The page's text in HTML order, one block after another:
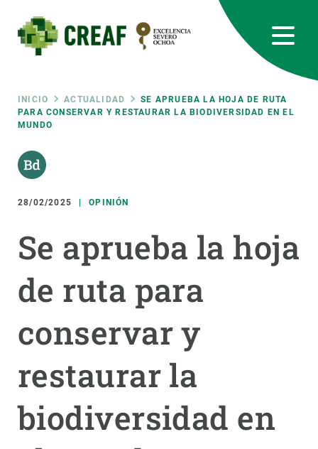
contenido
principal
Ruta
de
navegación
INICIO ACTUALIDAD
SE APRUEBA LA HOJA DE RUTA
PARA CONSERVAR Y RESTAURAR LA BIODIVERSIDAD EN EL
MUNDO
28/02/2025 OPINIÓN
Se aprueba la hoja
de ruta para
conservar y
restaurar la
biodiversidad en
RRSS
Featured
responsive
Responsive
menu
INVESTIGACIÓN
CIENCIA EN ACCIÓN
NOTICIAS Y AGENDA